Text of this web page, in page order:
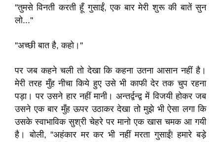
''तुमसे विनती करती हूँ गुसाईं, एक बार मेरी शुरू की बातें सुन
लो...''
''अच्छी बात है, कहो।''
पर जब कहने चली तो देखा कि कहना उतना आसान नहीं है।
मेरी तरह मुँह नीचा किये हुए उसे भी काफी देर तक चुप रहना
पड़ा। पर उसने हार नहीं मानी। अन्तर्द्वन्द्व में विजयी होकर जब
उसने एक बार मुँह ऊपर उठाकर देखा तो मुझे भी ऐसा लगा कि
उसके स्वाभाविक सुश्री चेहरे पर मानो एक खास चमक आ गयी
है। बोली, ''अहंकार मर कर भी नहीं मरता गुसाईं! हमारे बड़े